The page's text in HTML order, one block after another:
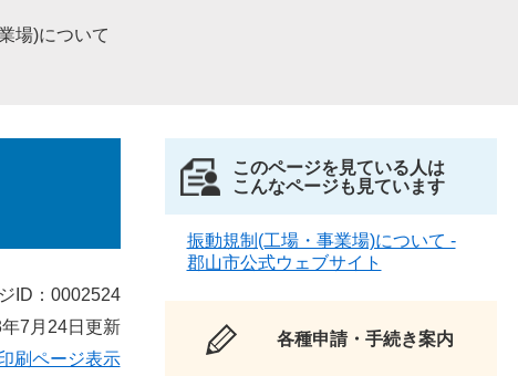
場)について
ID：0002524
7月24日更新
刷ページ表示
このページを見ている人は
こんなページも見ています
振動規制(工場・事業場)について -
郡山市公式ウェブサイト
各種申請・手続き案内